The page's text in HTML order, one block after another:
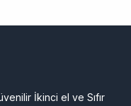
İkinci el ve Sıfır